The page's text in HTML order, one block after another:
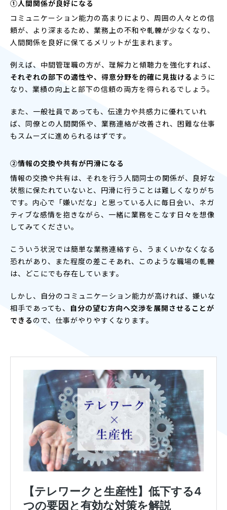
①人間関係が良好になる
コミュニケーション能力の高まりにより、周囲の人々との信
頼が、より深まるため、業務上の不和や軋轢が少なくなり、
人間関係を良好に保てるメリットが生まれます。
例えば、中間管理職の方が、理解力と傾聴力を強化すれば、
それぞれの部下の適性や、得意分野を的確に見抜ける ように
なり、業績の向上と部下の信頼の両方を得られるでしょう。
また、一般社員であっても、伝達力や共感力に優れていれ
ば、同僚との人間関係や、業務連絡が改善され、困難な仕事
もスムーズに進められるはずです。
②情報の交換や共有が円滑になる
情報の交換や共有は、それを行う人間同士の関係が、良好な
状態に保たれていないと、円滑に行うことは難しくなりがち
です。内心で「嫌いだな」と思っている人に毎日会い、ネガ
ティブな感情を抱きながら、一緒に業務をこなす日々を想像
してみてください。
こういう状況では簡単な業務連絡すら、うまくいかなくなる
恐れがあり、また程度の差こそあれ、このような職場の軋轢
は、どこにでも存在しています。
しかし、自分のコミュニケーション能力が高ければ、嫌いな
相手であっても、 自分の望む方向へ交渉を展開させることが
できる ので、仕事がやりやすくなります。